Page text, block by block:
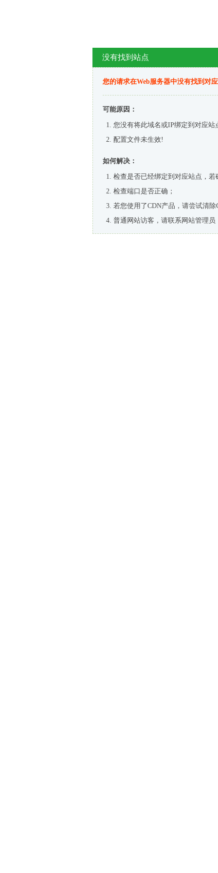
没有找到站点
您的请求在Web服务器中没有找到对
可能原因：
您没有将此域名或IP绑定到对应站
配置文件未生效!
如何解决：
检查是否已经绑定到对应站点，
检查端口是否正确；
若您使用了CDN产品，请尝试清除
普通网站访客，请联系网站管理员